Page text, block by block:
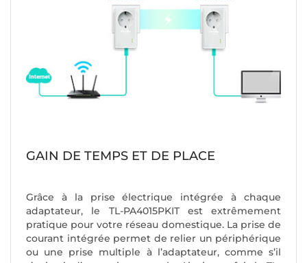
GAIN DE TEMPS ET DE PLACE
Grâce à la prise électrique intégrée à chaque
adaptateur, le TL-PA4015PKIT est extrêmement
pratique pour votre réseau domestique. La prise de
courant intégrée permet de relier un périphérique
ou une prise multiple à l’adaptateur, comme s’il